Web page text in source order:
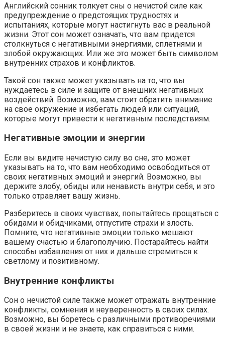
Английский сонник толкует сны о нечистой силе как
предупреждение о предстоящих трудностях и
испытаниях, которые могут настигнуть вас в реальной
жизни. Этот сон может означать, что вам придется
столкнуться с негативными энергиями, сплетнями и
злобой окружающих. Или же это может быть символом
внутренних страхов и конфликтов.
Такой сон также может указывать на то, что вы
нуждаетесь в силе и защите от внешних негативных
воздействий. Возможно, вам стоит обратить внимание
на свое окружение и избегать людей или ситуаций,
которые могут привести к негативным последствиям.
Негативные эмоции и энергии
Если вы видите нечистую силу во сне, это может
указывать на то, что вам необходимо освободиться от
своих негативных эмоций и энергий. Возможно, вы
держите злобу, обиды или ненависть внутри себя, и это
только отравляет вашу жизнь.
Разберитесь в своих чувствах, попытайтесь прощаться с
обидами и обидчиками, отпустите страхи и злость.
Помните, что негативные эмоции только мешают
вашему счастью и благополучию. Постарайтесь найти
способы избавления от них и дальше стремиться к
светлому и позитивному.
Внутренние конфликты
Сон о нечистой силе также может отражать внутренние
конфликты, сомнения и неуверенность в своих силах.
Возможно, вы боретесь с различными противоречиями
в своей жизни и не знаете, как справиться с ними.